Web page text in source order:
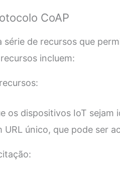
CoAP
série de recursos que
incluem:
os dispositivos IoT
único, que pode ser